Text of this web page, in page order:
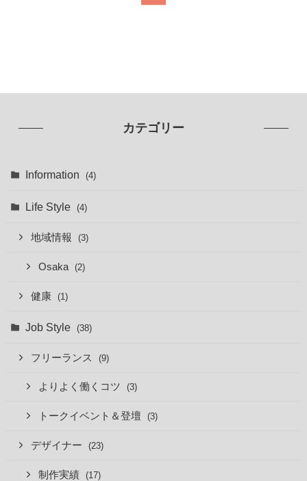
カテゴリー
Information (4)
Life Style (4)
地域情報 (3)
Osaka (2)
健康 (1)
Job Style (38)
フリーランス (9)
よりよく働くコツ (3)
トークイベント＆登壇 (3)
デザイナー (23)
制作実績 (17)